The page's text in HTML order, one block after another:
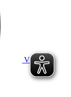
VdK auf